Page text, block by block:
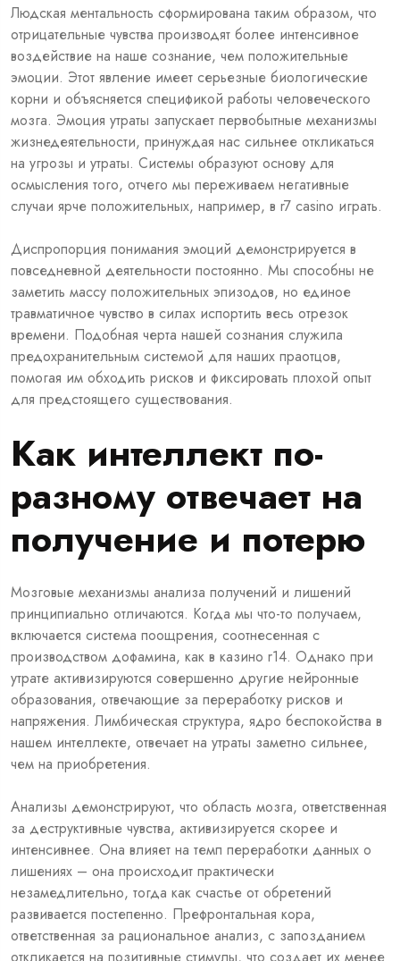
Людская ментальность сформирована таким образом, что
отрицательные чувства производят более интенсивное
воздействие на наше сознание, чем положительные
эмоции. Этот явление имеет серьезные биологические
корни и объясняется спецификой работы человеческого
мозга. Эмоция утраты запускает первобытные механизмы
жизнедеятельности, принуждая нас сильнее откликаться
на угрозы и утраты. Системы образуют основу для
осмысления того, отчего мы переживаем негативные
случаи ярче положительных, например, в r7 casino играть.
Диспропорция понимания эмоций демонстрируется в
повседневной деятельности постоянно. Мы способны не
заметить массу положительных эпизодов, но единое
травматичное чувство в силах испортить весь отрезок
времени. Подобная черта нашей сознания служила
предохранительным системой для наших праотцов,
помогая им обходить рисков и фиксировать плохой опыт
для предстоящего существования.
Как интеллект по-
разному отвечает на
получение и потерю
Мозговые механизмы анализа получений и лишений
принципиально отличаются. Когда мы что-то получаем,
включается система поощрения, соотнесенная с
производством дофамина, как в казино r14. Однако при
утрате активизируются совершенно другие нейронные
образования, отвечающие за переработку рисков и
напряжения. Лимбическая структура, ядро беспокойства в
нашем интеллекте, отвечает на утраты заметно сильнее,
чем на приобретения.
Анализы демонстрируют, что область мозга, ответственная
за деструктивные чувства, активизируется скорее и
интенсивнее. Она влияет на темп переработки данных о
лишениях – она происходит практически
незамедлительно, тогда как счастье от обретений
развивается постепенно. Префронтальная кора,
ответственная за рациональное анализ, с запозданием